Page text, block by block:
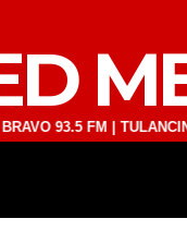
FM | TULANCINGO